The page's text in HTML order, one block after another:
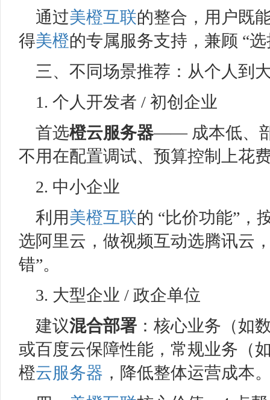
通过美橙互联的整合，用户既
得美橙的专属服务支持，兼顾 “
三、不同场景推荐：从个人到
1. 个人开发者 / 初创企业
首选橙云服务器—— 成本低、
不用在配置调试、预算控制上花
2. 中小企业
利用美橙互联的 “比价功能”，
选阿里云，做视频互动选腾讯云
错”。
3. 大型企业 / 政企单位
建议混合部署 ：核心业务（如
或百度云保障性能，常规业务（
橙云服务器 ，降低整体运营成本